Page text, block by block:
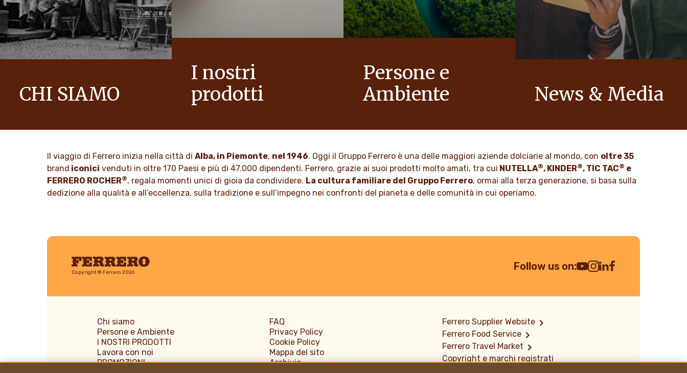
CHI SIAMO
SCOPRI DI PIÙ
I nostri
prodotti
SCOPRI DI PIÙ
Persone e
Ambiente
SCOPRI DI PIÙ
News & Media
SCOPRI DI PIÙ
Il viaggio di Ferrero inizia nella città diAlba, in Piemonte, nel 1946. Oggi il Gruppo Ferrero è una delle maggiori aziende dolciarie al mondo, con oltre 35
brand iconici venduti in oltre 170 Paesi e più di 47.000 dipendenti. Ferrero, grazie ai suoi prodotti molto amati, tra cui NUTELLA®, KINDER®, TIC TAC® e
FERRERO ROCHER®, regala momenti unici di gioia da condividere. La cultura familiare del Gruppo Ferrero, ormai alla terza generazione, si basa sulla
dedizione alla qualità e all’eccellenza, sulla tradizione e sull’impegno nei confronti del pianeta e delle comunità in cui operiamo.
Ferrero
Copyright © Ferrero 2026
Chi siamo
Persone e Ambiente
I NOSTRI PRODOTTI
Lavora con noi
PROMOZIONI
FAQ
Privacy Policy
Cookie Policy
Mappa del sito
Archivio
Ferrero Supplier Website
Ferrero Food Service
Ferrero Travel Market
Copyright e marchi registrati
Follow us on: Youtube Channel
Instagram
LinkedIn
Facebook